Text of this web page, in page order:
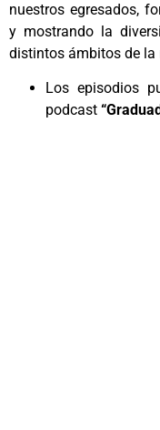
nuestros egresados,
y mostrando la
distintos ámbitos de la
Los episodios
podcast